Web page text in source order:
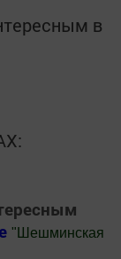
в
" Шешминская